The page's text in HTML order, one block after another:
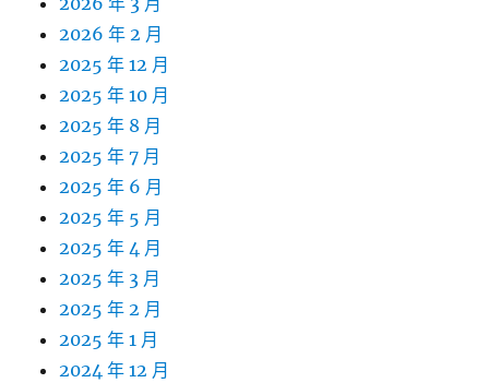
2026 年 2 月
2025 年 12 月
2025 年 10 月
2025 年 8 月
2025 年 7 月
2025 年 6 月
2025 年 5 月
2025 年 4 月
2025 年 3 月
2025 年 2 月
2025 年 1 月
2024 年 12 月